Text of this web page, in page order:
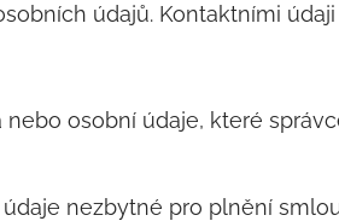
údajů. Kontaktními
osobní údaje, které
nezbytné pro plnění